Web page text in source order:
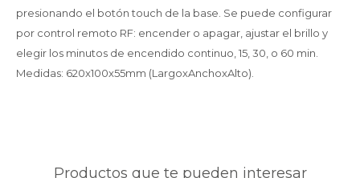
presionando el botón touch de la base. Se puede configurar
por control remoto RF: encender o apagar, ajustar el brillo y
elegir los minutos de encendido continuo, 15, 30, o 60 min.
Medidas: 620x100x55mm (LargoxAnchoxAlto).
Productos que te pueden interesar